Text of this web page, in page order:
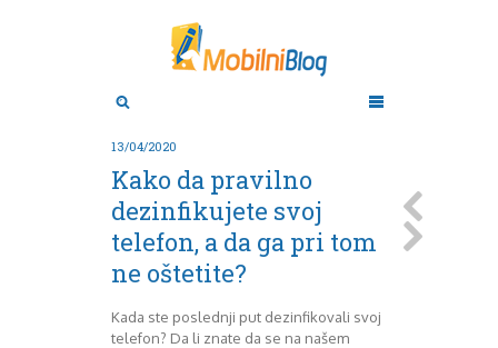
Android
HTC
Lenovo
Novembar 2011
April 2012
Juli 2012
August 2012
13/04/2020
Kako da pravilno
dezinfikujete svoj
telefon, a da ga pri tom
ne oštetite?
Kada ste poslednji put dezinfikovali svoj
telefon? Da li znate da se na našem